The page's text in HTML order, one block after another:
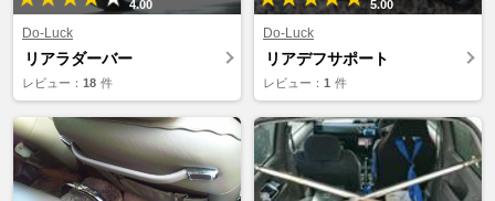
4.00
Do-Luck
リアラダーバー
レビュー： 18 件
5.00
Do-Luck
リアデフサポート
レビュー： 1 件